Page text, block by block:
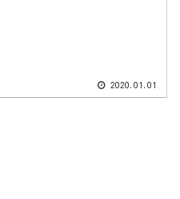
2020.01.01